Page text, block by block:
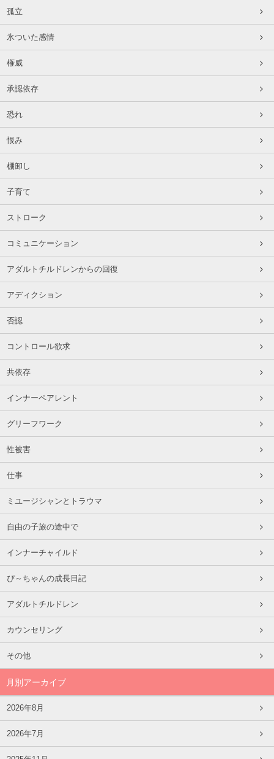
孤立
氷ついた感情
権威
承認依存
恐れ
恨み
棚卸し
子育て
ストローク
コミュニケーション
アダルトチルドレンからの回復
アディクション
否認
コントロール欲求
共依存
インナーペアレント
グリーフワーク
性被害
仕事
ミユージシャンとトラウマ
自由の子旅の途中で
インナーチャイルド
ぴ～ちゃんの成長日記
アダルトチルドレン
カウンセリング
その他
月別アーカイブ
2026年8月
2026年7月